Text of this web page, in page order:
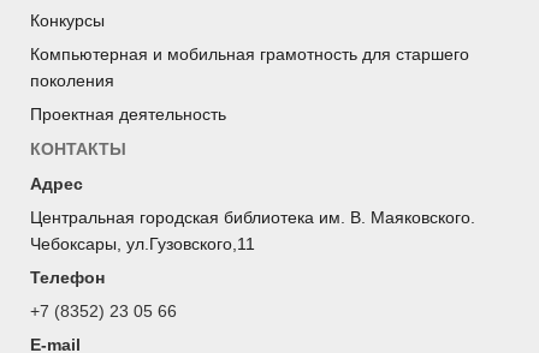
Конкурсы
Компьютерная и мобильная грамотность для старшего
поколения
Проектная деятельность
КОНТАКТЫ
Адрес
Центральная городская библиотека им. В. Маяковского.
Чебоксары, ул.Гузовского,11
Телефон
+7 (8352) 23 05 66
E-mail